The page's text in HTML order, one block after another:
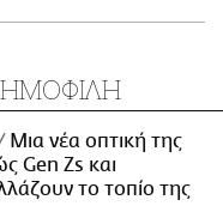
Μια νέα οπτική της
Gen Zs και
το τοπίο της